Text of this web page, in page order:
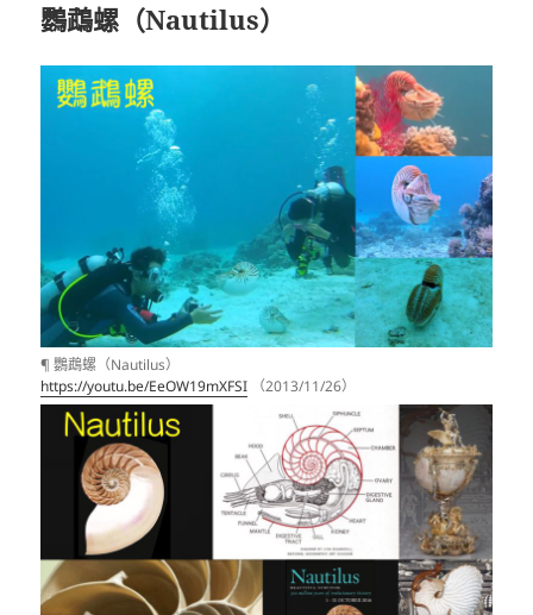
鸚鵡螺（Nautilus）
¶ 鸚鵡螺（Nautilus）
https://youtu.be/EeOW19mXFSI （2013/11/26）